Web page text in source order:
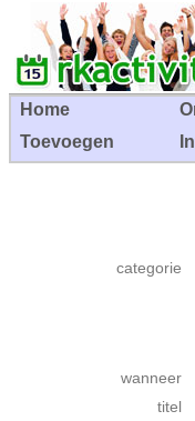
Home
Toevoegen
categorie
wanneer
titel